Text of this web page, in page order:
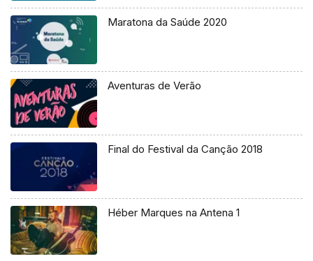
Maratona da Saúde 2020
Aventuras de Verão
Final do Festival da Canção 2018
Héber Marques na Antena 1